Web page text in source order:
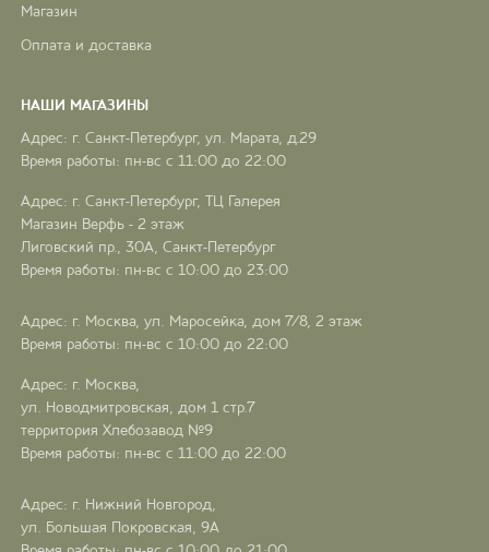
Магазин
Оплата и доставка
НАШИ МАГАЗИНЫ
Адрес: г. Санкт-Петербург, ул. Марата, д.29
Время работы: пн-вс с 11:00 до 22:00
Адрес: г. Санкт-Петербург, ТЦ Галерея
Магазин Верфь - 2 этаж
Лиговский пр., 30А, Санкт-Петербург
Время работы: пн-вс с 10:00 до 23:00
Адрес: г. Москва, ул. Маросейка, дом 7/8, 2 этаж
Время работы: пн-вс с 10:00 до 22:00
Адрес: г. Москва,
ул. Новодмитровская, дом 1 стр.7
территория Хлебозавод №9
Время работы: пн-вс с 11:00 до 22:00
Адрес: г. Нижний Новгород,
ул. Большая Покровская, 9А